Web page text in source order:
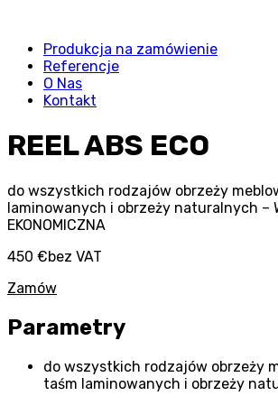
Produkcja na zamówienie
Referencje
O Nas
Kontakt
REEL ABS ECO
do wszystkich rodzajów obrzeży
laminowanych i obrzeży naturalnych –
EKONOMICZNA
450 €bez VAT
Zamów
Parametry
do wszystkich rodzajów obrzeży
taśm laminowanych i obrzeży